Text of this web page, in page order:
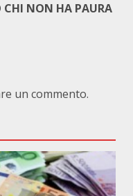
CHI NON HA PAURA
un commento.